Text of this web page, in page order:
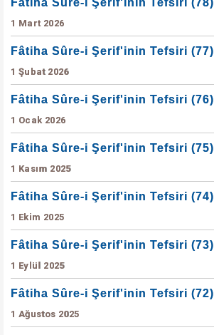
Fâtiha Sûre-i Şerif'inin Tefsiri (78)
1 Mart 2026
Fâtiha Sûre-i Şerif'inin Tefsiri (77)
1 Şubat 2026
Fâtiha Sûre-i Şerif'inin Tefsiri (76)
1 Ocak 2026
Fâtiha Sûre-i Şerif'inin Tefsiri (75)
1 Kasım 2025
Fâtiha Sûre-i Şerif'inin Tefsiri (74)
1 Ekim 2025
Fâtiha Sûre-i Şerif'inin Tefsiri (73)
1 Eylül 2025
Fâtiha Sûre-i Şerif'inin Tefsiri (72)
1 Ağustos 2025